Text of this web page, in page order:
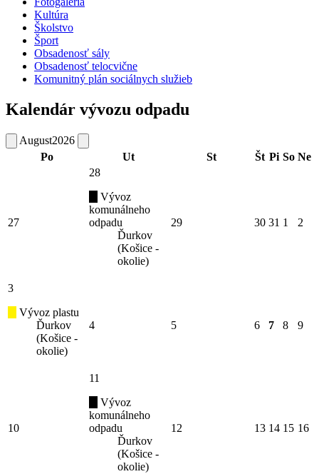
Kultúra
Školstvo
Šport
Obsadenosť sály
Obsadenosť telocvične
Komunitný plán sociálnych služieb
Kalendár vývozu odpadu
August2026
Po
Ut St Št Pi So Ne
27
28
Vývoz
komunálneho
odpadu
Ďurkov
(Košice -
okolie)
29 30 31 1 2
3
Vývoz plastu
Ďurkov
(Košice -
okolie)
4 5 6 7 8 9
10
11
Vývoz
komunálneho
odpadu
Ďurkov
(Košice -
okolie)
12 13 14 15 16